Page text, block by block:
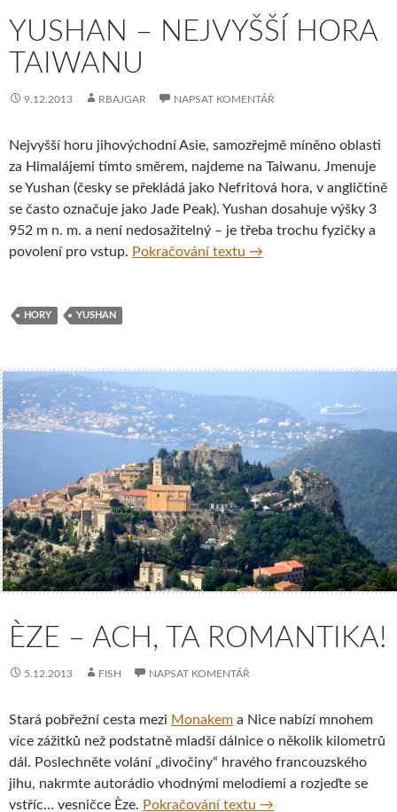
YUSHAN – NEJVYŠŠÍ HORA
TAIWANU
9.12.2013 RBAJGAR NAPSAT KOMENTÁŘ
Nejvyšší horu jihovýchodní Asie, samozřejmě míněno oblasti
za Himalájemi tímto směrem, najdeme na Taiwanu. Jmenuje
se Yushan (česky se překládá jako Nefritová hora, v angličtině
se často označuje jako Jade Peak). Yushan dosahuje výšky 3
952 m n. m. a není nedosažitelný – je třeba trochu fyzičky a
povolení pro vstup. Pokračování textu Yushan – nejvyšší hora
→
HORY YUSHAN
ÈZE – ACH, TA ROMANTIKA!
5.12.2013 FISH NAPSAT KOMENTÁŘ
Stará pobřežní cesta mezi Monakem a Nice nabízí mnohem
více zážitků než podstatně mladší dálnice o několik kilometrů
dál. Poslechněte volání „divočiny“ hravého francouzského
jihu, nakrmte autorádio vhodnými melodiemi a rozjeďte se
vstříc… vesničce Èze. Pokračování textu Èze – ach, ta
→